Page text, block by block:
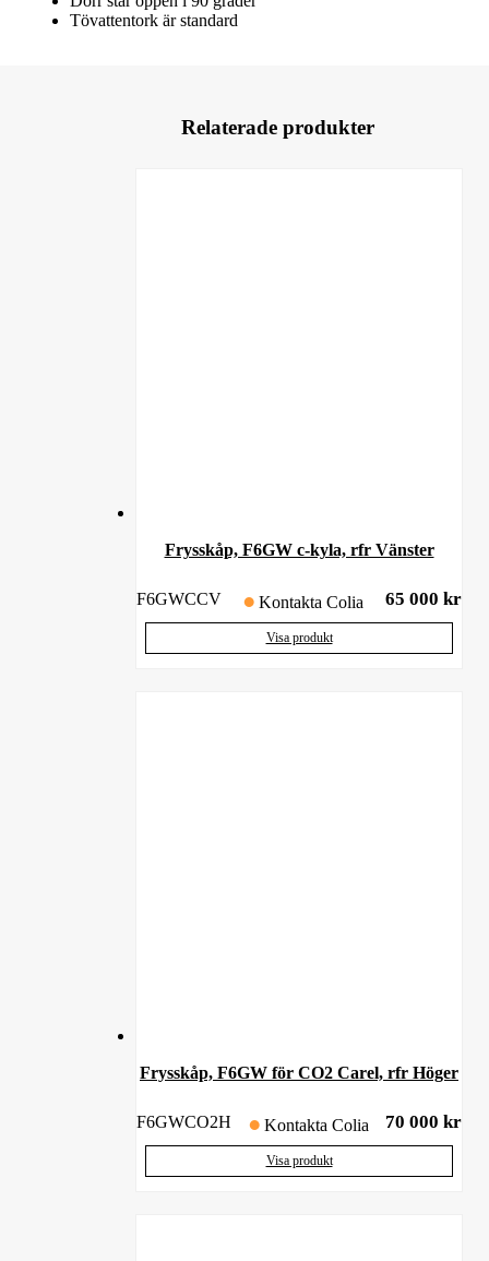
Tövattentork är standard
Relaterade produkter
Frysskåp, F6GW c-kyla, rfr Vänster
F6GWCCV Kontakta Colia 65 000 kr
Visa produkt
Frysskåp, F6GW för CO2 Carel, rfr Höger
F6GWCO2H Kontakta Colia 70 000 kr
Visa produkt